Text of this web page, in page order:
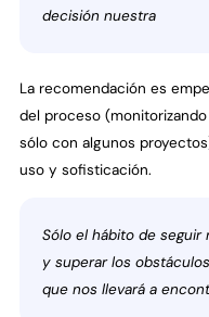
decisión nuestra
La recomendación es
del proceso
sólo con algunos
uso y sofisticación.
Sólo el hábito de
y superar los
que nos llevará a